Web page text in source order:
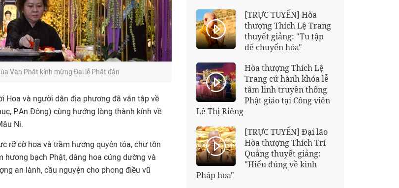
Vạn Phật kính mừng Đại lễ Phật đản
Hoa và người dân địa phương đã vân tập về
P.An Đông) cùng hướng lòng thành kính về
Ni.
rỡ cờ hoa và trầm hương quyện tỏa, chư tôn
bạch Phật, dâng hoa cúng dường và
an lành, cầu nguyện cho phong điều vũ
[TRỰC TUYẾN] Hòa
thượng Thích Lệ Trang
thuyết giảng: "Tu tập
để chuyển hóa"
Hòa thượng Thích Lệ
Trang cử hành khóa lễ
tâm linh truyền thống
Phật giáo tại Công viên
Lê Thị Riêng
[TRỰC TUYẾN] Đại lão
Hòa thượng Thích Trí
Quảng thuyết giảng:
"Hiểu đúng về kinh
Pháp hoa"